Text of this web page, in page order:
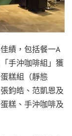
績，包括餐一A
手沖咖啡組」獲
糕組（靜態
鈞皓、范凱恩及
糕、手沖咖啡及